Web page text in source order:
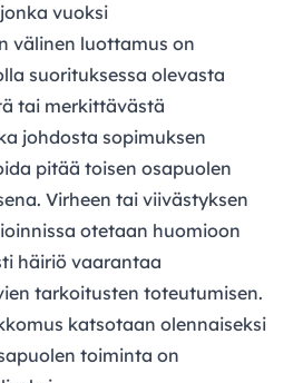
vuoksi
välinen luottamus on
suorituksessa olevasta
tai merkittävästä
johdosta sopimuksen
pitää toisen osapuolen
Virheen tai viivästyksen
otetaan huomioon
häiriö vaarantaa
tarkoitusten toteutumisen.
katsotaan olennaiseksi
toiminta on